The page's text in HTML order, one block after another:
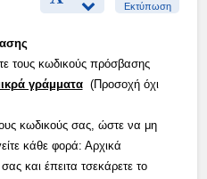
Εκτύπωση
τους κωδικούς πρόσβασης
γράμματα(Προσοχή όχι
κωδικούς σας, ώστε να μη
κάθε φορά: Αρχικά
και έπειτα τσεκάρετε το